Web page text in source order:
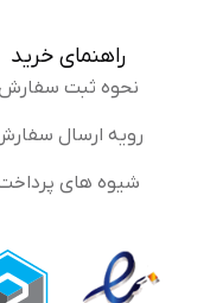
راهنمای خرید
نحوه ثبت سفارش
رویه ارسال سفارش
شیوه های پرداخت